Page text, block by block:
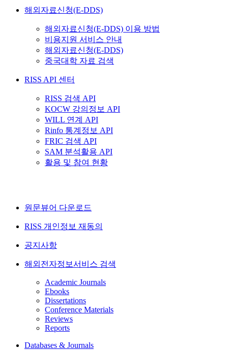
해외자료신청(E-DDS)
해외자료신청(E-DDS) 이용 방법
비용지원 서비스 안내
해외자료신청(E-DDS)
중국대학 자료 검색
RISS API 센터
RISS 검색 API
KOCW 강의정보 API
WILL 연계 API
Rinfo 통계정보 API
FRIC 검색 API
SAM 분석활용 API
활용 및 참여 현황
원문뷰어 다운로드
RISS 개인정보 재동의
공지사항
해외전자정보서비스 검색
Academic Journals
Ebooks
Dissertations
Conference Materials
Reviews
Reports
Databases & Journals